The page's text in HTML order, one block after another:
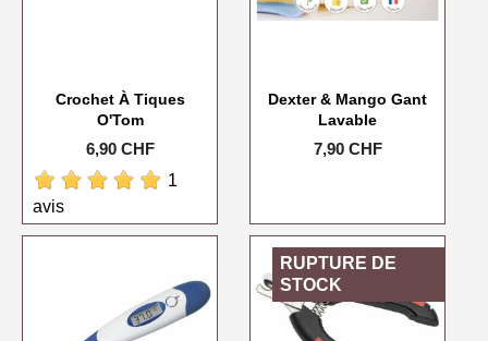
Crochet À Tiques
O'Tom
Prix
6,90 CHF
1
avis
Dexter & Mango Gant
Lavable
Prix
7,90 CHF
RUPTURE DE
STOCK